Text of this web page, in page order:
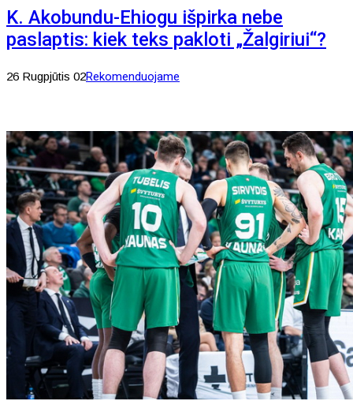
K. Akobundu-Ehiogu išpirka nebe
paslaptis: kiek teks pakloti „Žalgiriui“?
26 Rugpjūtis 02Rekomenduojame